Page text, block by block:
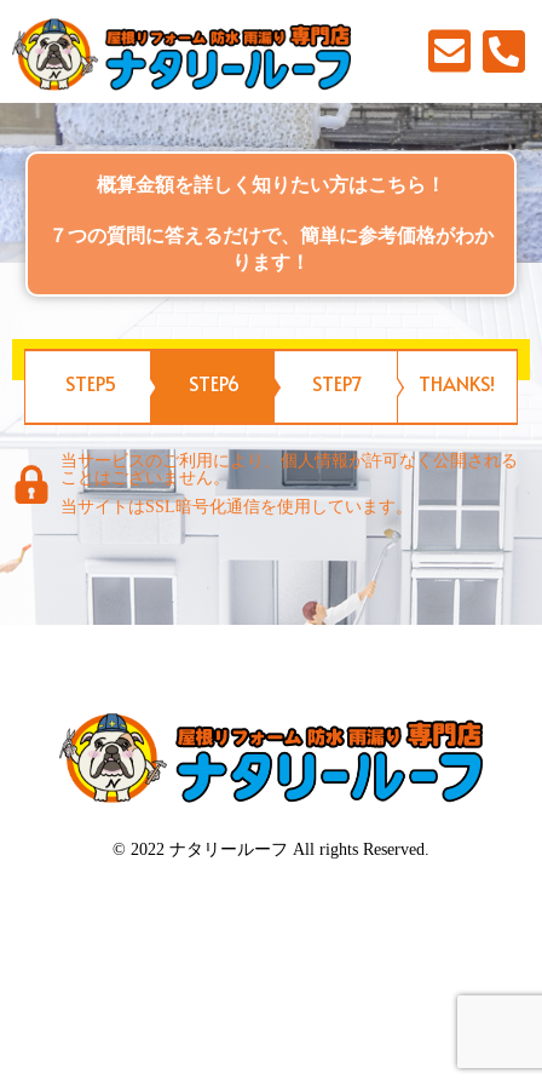
概算金額を詳しく知りたい方はこちら！
７つの質問に答えるだけで、簡単に参考価格がわか
ります！
STEP5 STEP6 STEP7 THANKS!
当サービスのご利用により、個人情報が許可なく公開される
ことはございません。
当サイトはSSL暗号化通信を使用しています。
© 2022 ナタリールーフ All rights Reserved.